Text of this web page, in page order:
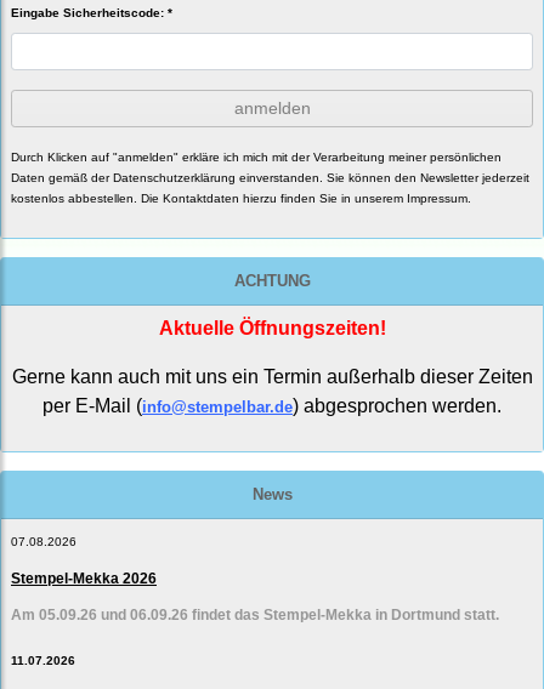
Eingabe Sicherheitscode: *
anmelden
Durch Klicken auf "anmelden" erkläre ich mich mit der Verarbeitung meiner persönlichen
Daten gemäß derDatenschutzerklärung einverstanden. Sie können den Newsletter jederzeit
kostenlos abbestellen. Die Kontaktdaten hierzu finden Sie in unserem Impressum.
ACHTUNG
Aktuelle Öffnungszeiten!
Gerne kann auch mit uns ein Termin außerhalb dieser Zeiten
per E-Mail (info@stempelbar.de) abgesprochen werden.
News
07.08.2026
Stempel-Mekka 2026
Am 05.09.26 und 06.09.26 findet das Stempel-Mekka in Dortmund statt.
11.07.2026